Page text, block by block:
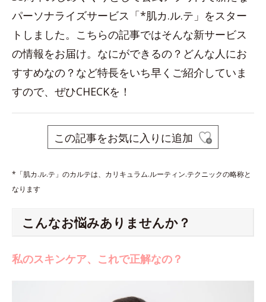
パーソナライズサービス「*肌カ.ル.テ」をスター
トしました。こちらの記事ではそんな新サービス
の情報をお届け。なにができるの？どんな人にお
すすめなの？など特長をいち早くご紹介していま
すので、ぜひCHECKを！
この記事をお気に入りに追加
*「肌カ.ル.テ」のカルテは、カリキュラム.ルーティン.テクニックの略称と
なります
こんなお悩みありませんか？
私のスキンケア、これで正解なの？